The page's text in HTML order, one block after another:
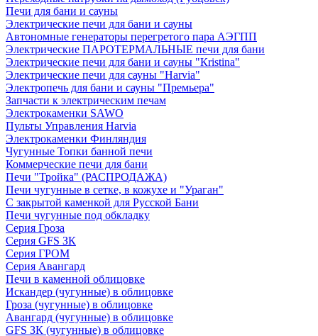
Печи для бани и сауны
Электрические печи для бани и сауны
Автономные генераторы перегретого пара АЭГПП
Электрические ПАРОТЕРМАЛЬНЫЕ печи для бани
Электрические печи для бани и сауны "Кristina"
Электрические печи для сауны "Harvia"
Электропечь для бани и сауны "Премьера"
Запчасти к электрическим печам
Электрокаменки SAWO
Пульты Управления Harvia
Электрокаменки Финляндия
Чугунные Топки банной печи
Коммерческие печи для бани
Печи "Тройка" (РАСПРОДАЖА)
Печи чугунные в сетке, в кожухе и "Ураган"
С закрытой каменкой для Русской Бани
Печи чугунные под обкладку
Серия Гроза
Серия GFS ЗК
Серия ГРОМ
Серия Авангард
Печи в каменной облицовке
Искандер (чугунные) в облицовке
Гроза (чугунные) в облицовке
Авангард (чугунные) в облицовке
GFS ЗК (чугунные) в облицовке